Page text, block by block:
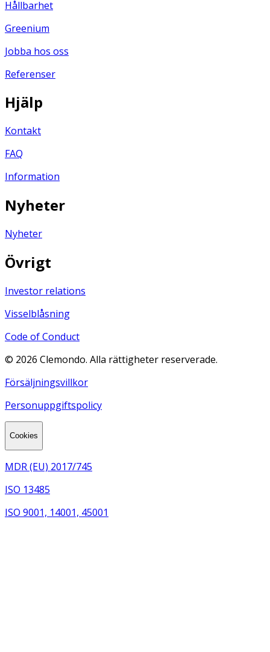
Hållbarhet
Greenium
Jobba hos oss
Referenser
Hjälp
Kontakt
FAQ
Information
Nyheter
Nyheter
Övrigt
Investor relations
Visselblåsning
Code of Conduct
© 2026 Clemondo. Alla rättigheter reserverade.
Försäljningsvillkor
Personuppgiftspolicy
Cookies
MDR (EU) 2017/745
ISO 13485
ISO 9001, 14001, 45001